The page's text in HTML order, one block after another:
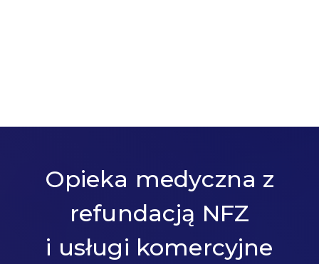
Opieka medyczna z
refundacją NFZ
i usługi komercyjne